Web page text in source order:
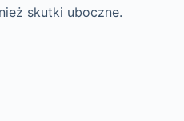
skutki uboczne.